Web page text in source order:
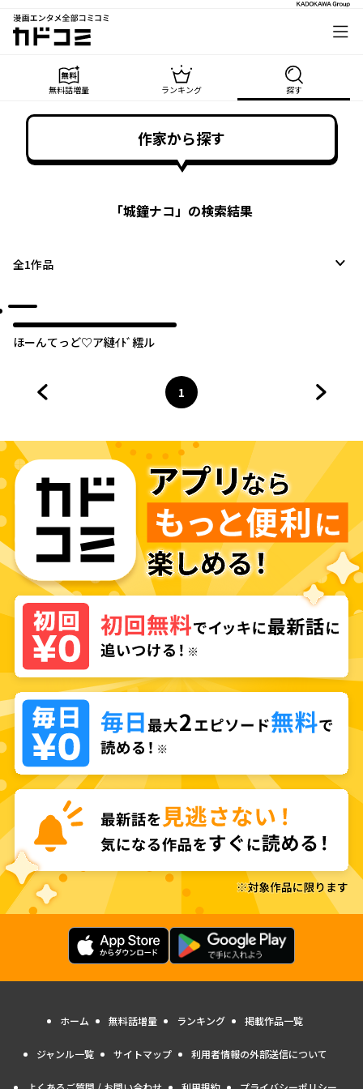
漫画エンタメ全部コミコミ
カドコミ
無料話増量 ランキング 探す
作家から探す
「城鐘ナコ」の検索結果
全1作品
ほーんてっど♡ア縺ｲﾄﾞ繧ル
ページ
1
へ
ホーム 無料話増量 ランキング 掲載作品一覧
ジャンル一覧 サイトマップ 利用者情報の外部送信について